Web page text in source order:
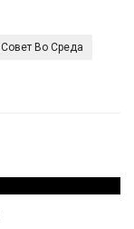
Совет Во Среда